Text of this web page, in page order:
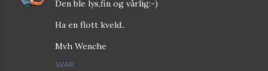
Den ble lys,fin og vårlig:-)
Ha en flott kveld..
Mvh Wenche
SVAR